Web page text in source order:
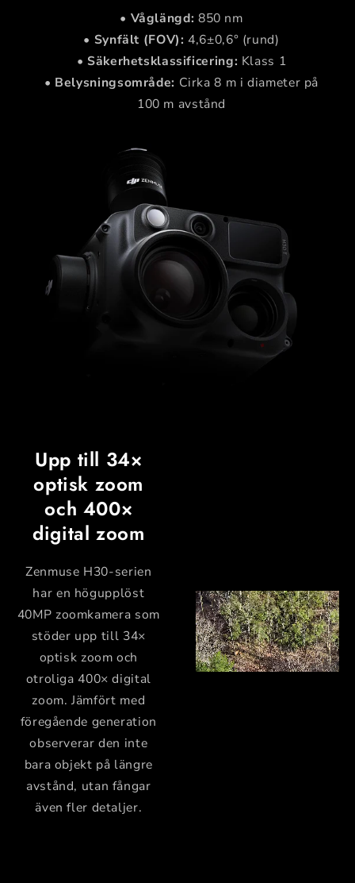
• Våglängd: 850 nm
• Synfält (FOV): 4,6±0,6° (rund)
• Säkerhetsklassificering: Klass 1
• Belysningsområde: Cirka 8 m i diameter på
100 m avstånd
Upp till 34×
optisk zoom
och 400×
digital zoom
Zenmuse H30-serien
har en högupplöst
40MP zoomkamera som
stöder upp till 34×
optisk zoom och
otroliga 400× digital
zoom. Jämfört med
föregående generation
observerar den inte
bara objekt på längre
avstånd, utan fångar
även fler detaljer.